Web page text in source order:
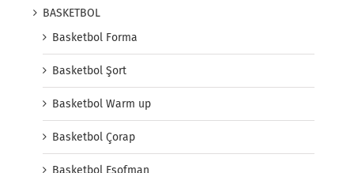
BASKETBOL
Basketbol Forma
Basketbol Şort
Basketbol Warm up
Basketbol Çorap
Basketbol Eşofman